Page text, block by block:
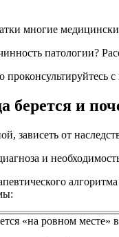
многие
патологии?
и
зависеть от
и
«на ровном месте»